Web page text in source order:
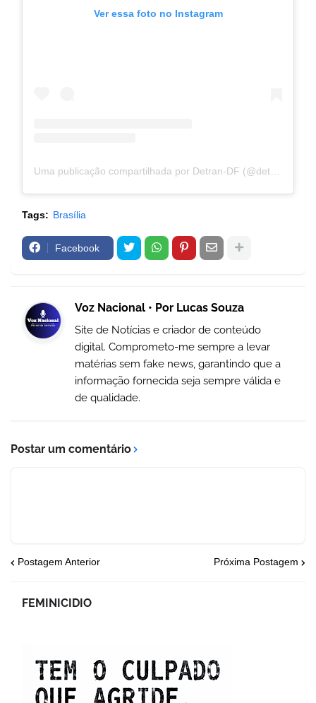
Ver essa foto no Instagram
Tags: Brasília
Facebook
Voz Nacional • Por Lucas Souza
Site de Notícias e criador de conteúdo
digital. Comprometo-me sempre a levar
matérias sem fake news, garantindo que a
informação fornecida seja sempre válida e
de qualidade.
Postar um comentário
Postagem Anterior Próxima Postagem
FEMINICIDIO